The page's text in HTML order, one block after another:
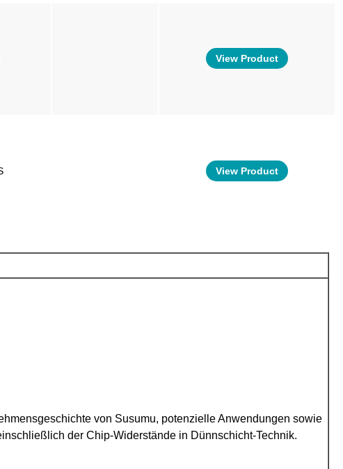
View Product
View Product
von Susumu, potenzielle Anwendungen sowie
der Chip-Widerstände in Dünnschicht-Technik.